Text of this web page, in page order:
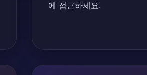
에 접근하세요.